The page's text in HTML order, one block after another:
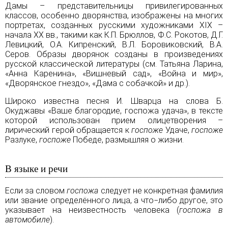
Дамы – представительницы привилегированных
классов, особенно дворянства, изображены на многих
портретах, созданных русскими художниками XIX –
начала ХХ вв., такими как К.П. Брюллов, Ф.С. Рокотов, Д.Г.
Левицкий, О.А. Кипренский, В.Л. Боровиковский, В.А.
Серов. Образы дворянок созданы в произведениях
русской классической литературы (см. Татьяна Ларина,
«Анна Каренина», «Вишневый сад», «Война и мир»,
«Дворянское гнездо», «Дама с собачкой» и др.).
Широко известна песня И. Шварца на слова Б.
Окуджавы «Ваше благородие, госпожа удача», в тексте
которой использован прием олицетворения –
лирический герой обращается к госпоже Удаче, госпоже
Разлуке, госпоже Победе, размышляя о жизни.
В языке и речи
Если за словомгоспожа следует не конкретная фамилия
или звание определённого лица, а что−либо другое, это
указывает на неизвестность человека (госпожа в
автомобиле).